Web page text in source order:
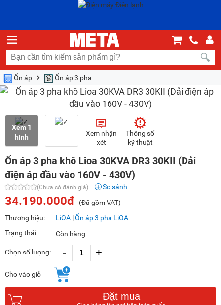
Ổn áp Ổn áp 3 pha
Xem 1
hình
Xem nhận
xét
Thông số
kỹ thuật
Ổn áp 3 pha khô Lioa 30KVA DR3 30KII (Dải
điện áp đầu vào 160V - 430V)
(Chưa có đánh giá) So sánh
34.190.000đ
(Đã gồm VAT)
Thương hiệu:
LiOA |Ổn áp 3 pha LiOA
Trạng thái:
Còn hàng
Chọn số lượng: - +
Cho vào giỏ
Đặt mua